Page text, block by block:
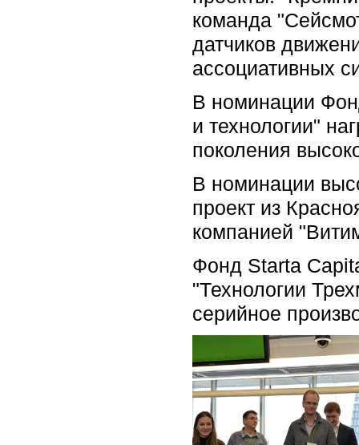
команда
датчиков
ассоциативных
В номинации
и технологии"
поколения
В номинации
проект из
компанией
Фонд Startа
"Технологии
серийное